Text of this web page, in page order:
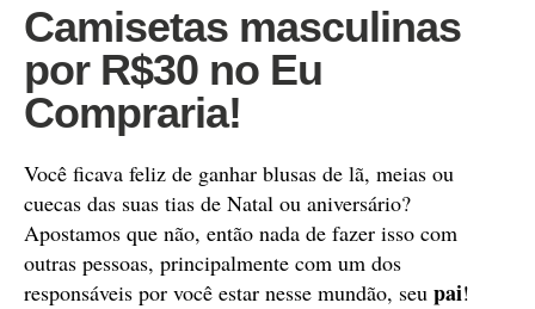
Camisetas masculinas
por R$30 no Eu
Compraria!
Você ficava feliz de ganhar blusas de lã, meias ou
cuecas das suas tias de Natal ou aniversário?
Apostamos que não, então nada de fazer isso com
outras pessoas, principalmente com um dos
responsáveis por você estar nesse mundão, seu pai!